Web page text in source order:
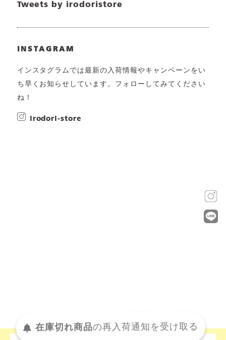
Tweets by irodoristore
INSTAGRAM
インスタグラムでは最新の入荷情報やキャンペーンをい
ち早くお知らせしています。フォローしてみてください
ね！
irodori-store
在庫切れ商品の再入荷通知を 受け取る